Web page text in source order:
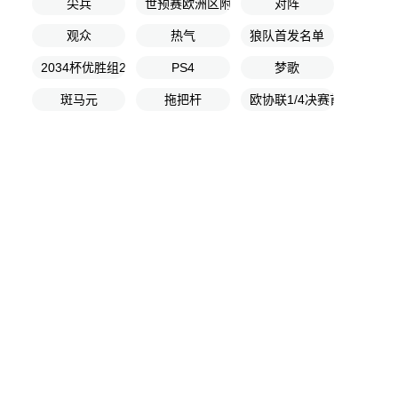
尖兵 世预赛欧洲区附加赛决赛对阵
观众 热气 狼队首发名单
2034杯优胜组25-32名排位赛
PS4 梦歌
斑马元 拖把杆 欧协联1/4决赛首回合